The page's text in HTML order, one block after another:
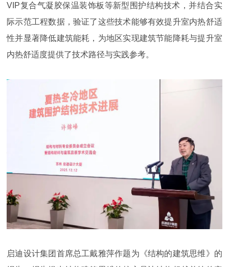
VIP复合气凝胶保温装饰板等新型围护结构技术，并结合实
际示范工程数据，验证了这些技术能够有效提升室内热舒适
性并显著降低建筑能耗，为地区实现建筑节能降耗与提升室
内热舒适度提供了技术路径与实践参考。
启迪设计集团首席总工戴雅萍作题为《结构的建筑思维》的